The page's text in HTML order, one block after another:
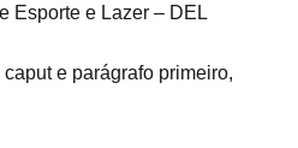
Esporte e Lazer – DEL
e parágrafo primeiro,